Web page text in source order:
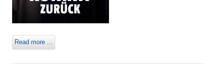
Read more ...